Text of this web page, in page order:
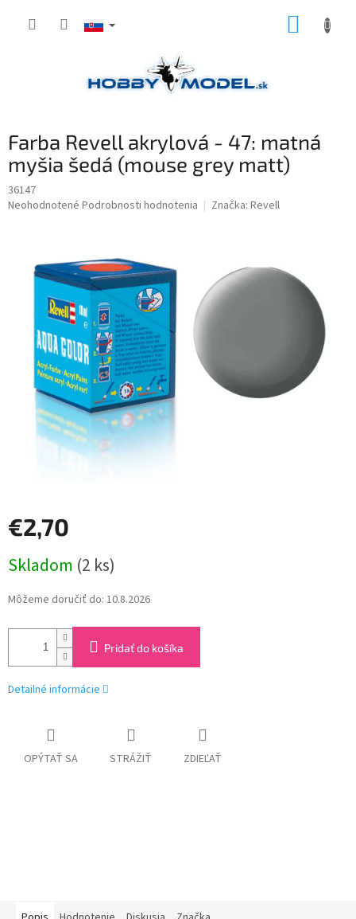
Farba Revell akrylová - 47: matná
myšia šedá (mouse grey matt)
36147
Priemerné
hviezdičiek.
Neohodnotené Podrobnosti hodnotenia Značka: Revell
€2,70
cena:
Skladom (2 ks)
Môžeme doručiť do: 10.8.2026
Pridať do košíka
Detailné informácie
OPÝTAŤ SA STRÁŽIŤ ZDIEĽAŤ